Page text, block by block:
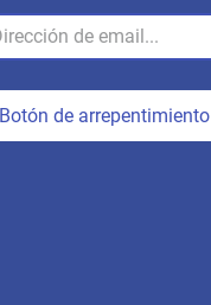
Botón de arrepentimiento